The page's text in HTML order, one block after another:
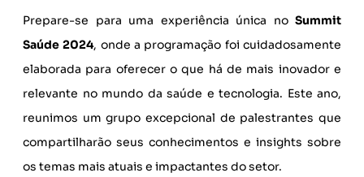
Prepare-se para uma experiência única no Summit
Saúde 2024, onde a programação foi cuidadosamente
elaborada para oferecer o que há de mais inovador e
relevante no mundo da saúde e tecnologia. Este ano,
reunimos um grupo excepcional de palestrantes que
compartilharão seus conhecimentos e insights sobre
os temas mais atuais e impactantes do setor.